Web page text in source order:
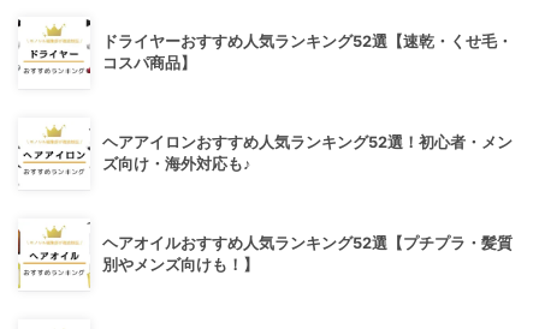
ドライヤーおすすめ人気ランキング52選【速乾・くせ毛・
コスパ商品】
ヘアアイロンおすすめ人気ランキング52選！初心者・メン
ズ向け・海外対応も♪
ヘアオイルおすすめ人気ランキング52選【プチプラ・髪質
別やメンズ向けも！】